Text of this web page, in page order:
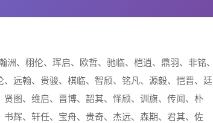
、栩伦、珲启、欧哲、驰临、桤逍、鼎羽、非铭、
远翰、贵骏、棋临、智颀、铭凡、源毅、恺晋、廷
图、维启、晋博、韶其、怿颀、训旗、传闻、朴
辉、轩任、宝舟、贵奇、杰远、森期、君其、佐